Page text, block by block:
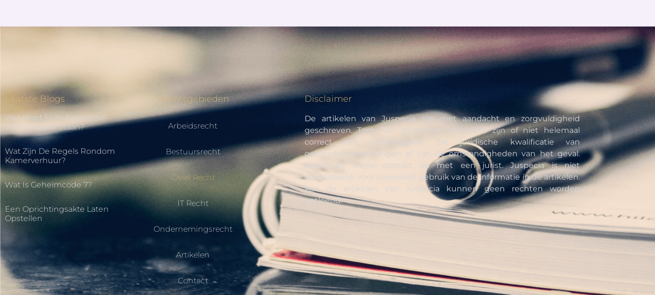
Laatste Blogs
Wat Moet Er In Algemene
Voorwaarden Staan?
Wat Zijn De Regels Rondom
Kamerverhuur?
Wat Is Geheimcode 7?
Een Oprichtingsakte Laten
Opstellen
Rechtsgebieden
Arbeidsrecht
Bestuursrecht
Civiel Recht
IT Recht
Ondernemingsrecht
Artikelen
Contact
Disclaimer
De artikelen van Juspecia zijn met aandacht en zorgvuldigheid
geschreven. Toch kan informatie verouderd zijn of niet helemaal
correct zijn weergegeven. De juridische kwalificatie van
gebeurtenissen hangen af van de omstandigheden van het geval.
Neem bij twijfel contact op met een jurist. Juspecia is niet
aansprakelijk voor (verkeerd) gebruik van de informatie in de artikelen.
Aan de artikelen van Juspecia kunnen geen rechten worden
ontleend.